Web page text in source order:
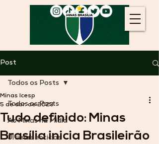
Post
Todos os Posts
As Minas na Mídia
Últimas notícias
Todos os Posts
Tudo definido: Minas
Brasília inicia Brasileirão
Minas Icesp
5 de abr. de 2023